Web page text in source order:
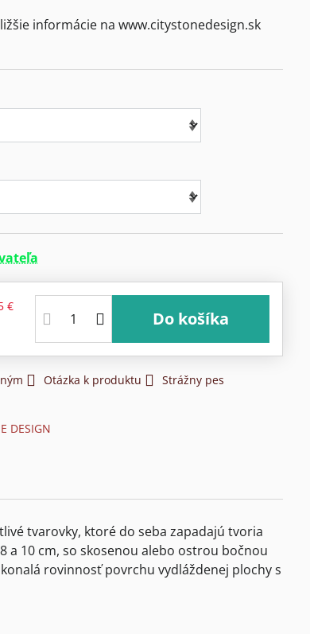
informácie na www.citystonedesign.sk
€
Do košíka
Otázka k produktu
Strážny pes
DESIGN
tvarovky, ktoré do seba zapadajú tvoria
a 10 cm, so skosenou alebo ostrou bočnou
rovinnosť povrchu vydláždenej plochy s